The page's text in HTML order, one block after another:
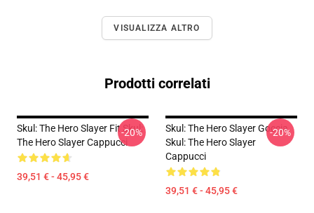
VISUALIZZA ALTRO
Prodotti correlati
Skul: The Hero Slayer Fit Skul:
The Hero Slayer Cappucci
39,51 € - 45,95 €
-20%
Skul: The Hero Slayer Goccia
Skul: The Hero Slayer
Cappucci
39,51 € - 45,95 €
-20%